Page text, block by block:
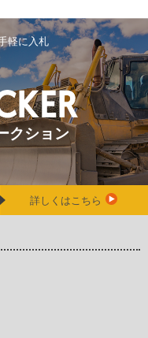
軽に入札
クション
詳しくはこちら